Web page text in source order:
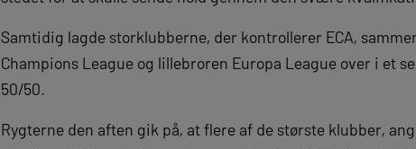
Samtidig lagde storklubberne, der kontrollerer ECA,
Champions League og lillebroren Europa League over i et
50/50.
Rygterne den aften gik på, at flere af de største klubber,